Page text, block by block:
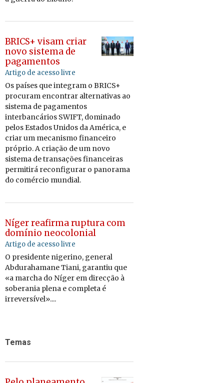
BRICS+ visam criar
novo sistema de
pagamentos
Artigo de acesso livre
Os países que in­te­gram o BRICS+
pro­curam en­con­trar al­ter­na­tivas ao
sis­tema de pa­ga­mentos
in­ter­ban­cá­rios SWIFT, do­mi­nado
pelos Es­tados Unidos da Amé­rica, e
criar um me­ca­nismo fi­nan­ceiro
pró­prio. A cri­ação de um novo
sis­tema de tran­sa­ções fi­nan­ceiras
per­mi­tirá re­con­fi­gurar o pa­no­rama
do co­mércio mun­dial.
Níger reafirma ruptura com
domínio neocolonial
Artigo de acesso livre
O presidente nigerino, general
Abdurahamane Tiani, garantiu que
«a marcha do Níger em direcção à
soberania plena e completa é
irreversível»....
Temas